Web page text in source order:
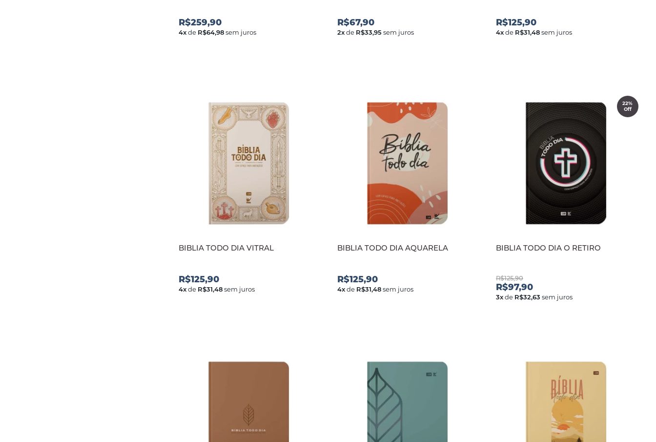
R$259,90
4xde R$64,98sem juros
R$67,90
2xde R$33,95sem juros
R$125,90
4xde R$31,48sem juros
BIBLIA TODO DIA VITRAL
R$125,90
4xde R$31,48sem juros
BIBLIA TODO DIA AQUARELA
R$125,90
4xde R$31,48sem juros
22%
Off
BIBLIA TODO DIA O RETIRO
R$125,90
R$97,90
3xde R$32,63 sem juros